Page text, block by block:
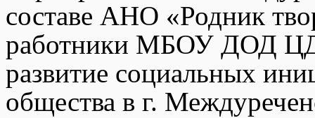
составе АНО «Родник
работники МБОУ ДОД
развитие социальных
общества в г.